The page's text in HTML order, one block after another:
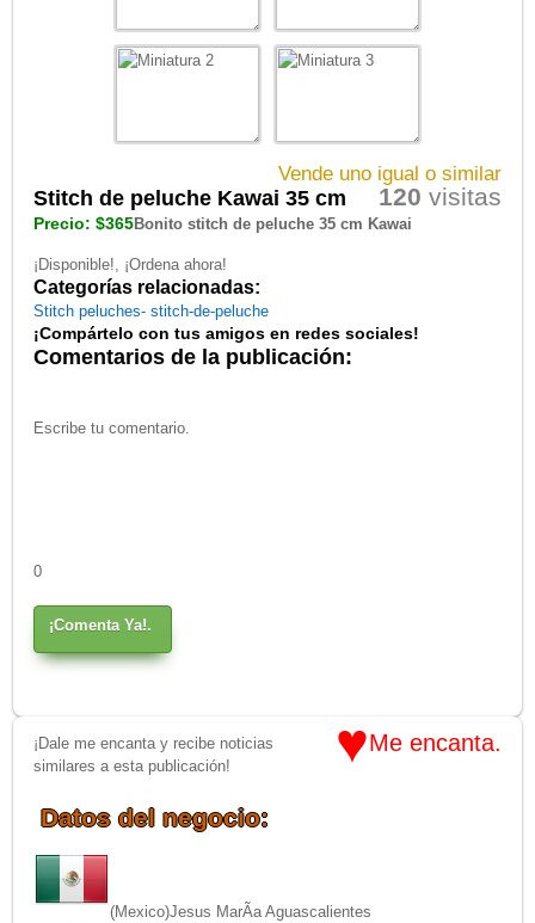
Vende uno igual o similar
120 visitas
Stitch de peluche Kawai 35 cm
Precio: $365Bonito stitch de peluche 35 cm Kawai
¡Disponible!, ¡Ordena ahora!
Categorías relacionadas:
Stitchpeluches-stitch-de-peluche
¡Compártelo con tus amigos en redes sociales!
Comentarios de la publicación:
0
¡Comenta Ya!.
♥Me encanta.
¡Dale me encanta y recibe noticias
similares a esta publicación!
Datos del negocio:
(Mexico)Jesus MarÃ­a Aguascalientes